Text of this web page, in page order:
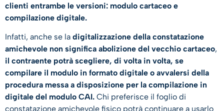
clienti entrambe le versioni: modulo cartaceo e
compilazione digitale.
Infatti, anche se la digitalizzazione della constatazione
amichevole non significa abolizione del vecchio cartaceo,
il contraente potrà scegliere, di volta in volta, se
compilare il modulo in formato digitale o avvalersi della
procedura messa a disposizione per la compilazione in
digitale del modulo CAI. Chi preferisce il foglio di
constatazione amichevole fisico potrà continuare a usarlo